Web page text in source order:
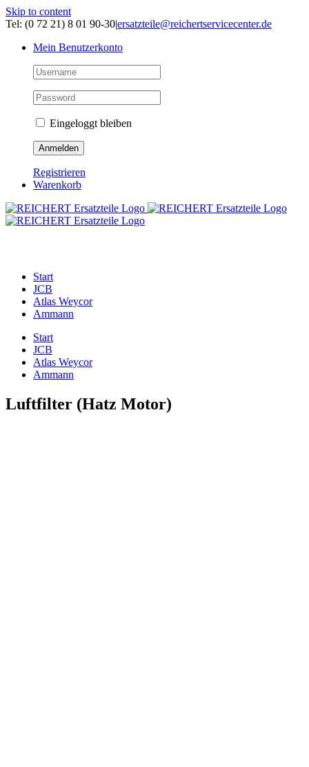
Skip to content
Tel: (0 72 21) 8 01 90-30|ersatzteile@reichertservicecenter.de
Mein Benutzerkonto
Eingeloggt bleiben
Registrieren
Warenkorb
Start
JCB
Atlas Weycor
Ammann
Start
JCB
Atlas Weycor
Ammann
Luftfilter (Hatz Motor)